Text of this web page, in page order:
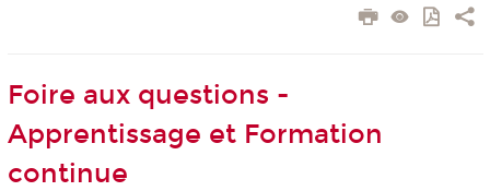
Foire aux questions -
Apprentissage et Formation
continue